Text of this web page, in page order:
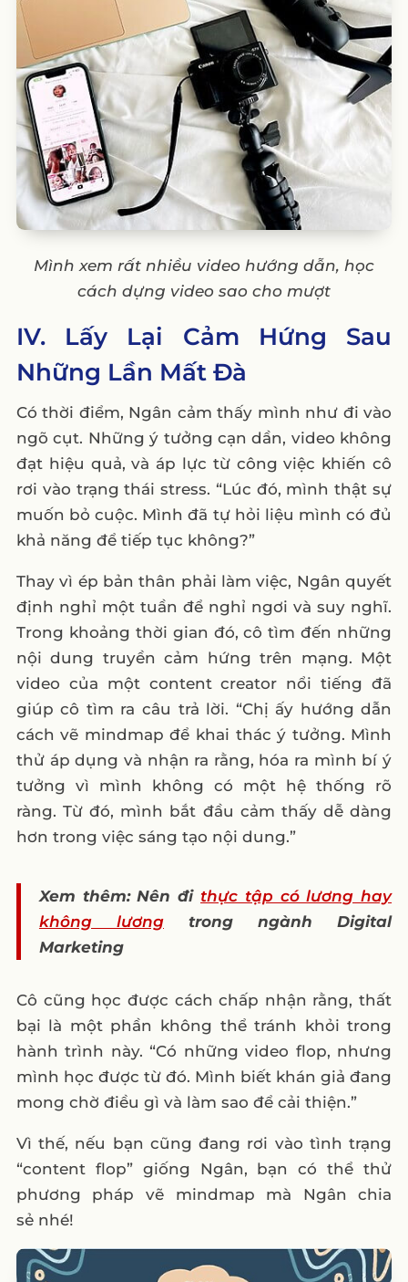
Mình xem rất nhiều video hướng dẫn, học
cách dựng video sao cho mượt
IV. Lấy Lại Cảm Hứng Sau
Những Lần Mất Đà
Có thời điểm, Ngân cảm thấy mình như đi vào
ngõ cụt. Những ý tưởng cạn dần, video không
đạt hiệu quả, và áp lực từ công việc khiến cô
rơi vào trạng thái stress. “Lúc đó, mình thật sự
muốn bỏ cuộc. Mình đã tự hỏi liệu mình có đủ
khả năng để tiếp tục không?”
Thay vì ép bản thân phải làm việc, Ngân quyết
định nghỉ một tuần để nghỉ ngơi và suy nghĩ.
Trong khoảng thời gian đó, cô tìm đến những
nội dung truyền cảm hứng trên mạng. Một
video của một content creator nổi tiếng đã
giúp cô tìm ra câu trả lời. “Chị ấy hướng dẫn
cách vẽ mindmap để khai thác ý tưởng. Mình
thử áp dụng và nhận ra rằng, hóa ra mình bí ý
tưởng vì mình không có một hệ thống rõ
ràng. Từ đó, mình bắt đầu cảm thấy dễ dàng
hơn trong việc sáng tạo nội dung.”
Xem thêm: Nên đi thực tập có lương hay
không lươngtrong ngành Digital
Marketing
Cô cũng học được cách chấp nhận rằng, thất
bại là một phần không thể tránh khỏi trong
hành trình này. “Có những video flop, nhưng
mình học được từ đó. Mình biết khán giả đang
mong chờ điều gì và làm sao để cải thiện.”
Vì thế, nếu bạn cũng đang rơi vào tình trạng
“content flop” giống Ngân, bạn có thể thử
phương pháp vẽ mindmap mà Ngân chia
sẻ nhé!